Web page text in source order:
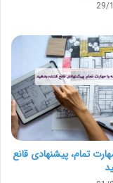
شبکه
29/
تمام، پیشنهادی قانع